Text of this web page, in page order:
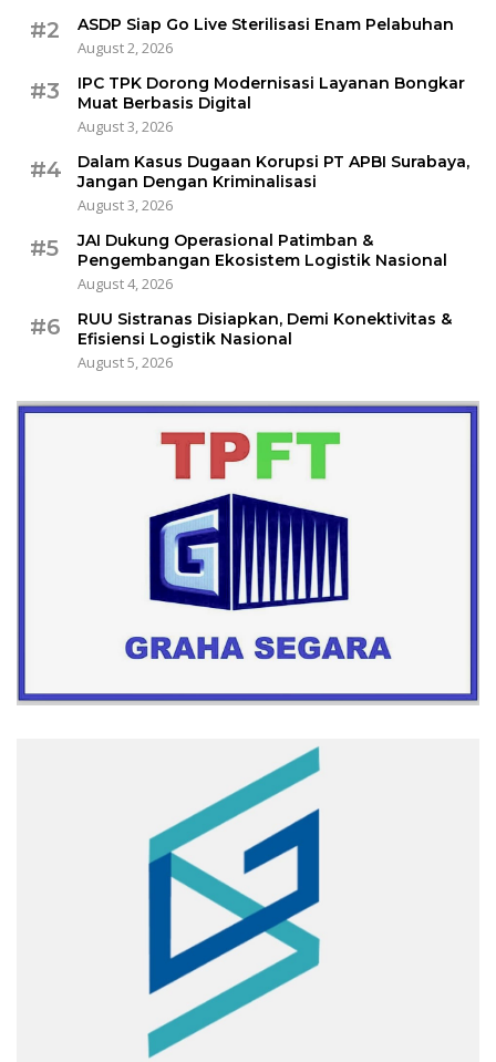
#2
ASDP Siap Go Live Sterilisasi Enam Pelabuhan
August 2, 2026
#3
IPC TPK Dorong Modernisasi Layanan Bongkar
Muat Berbasis Digital
August 3, 2026
#4
Dalam Kasus Dugaan Korupsi PT APBI Surabaya,
Jangan Dengan Kriminalisasi
August 3, 2026
#5
JAI Dukung Operasional Patimban &
Pengembangan Ekosistem Logistik Nasional
August 4, 2026
#6
RUU Sistranas Disiapkan, Demi Konektivitas &
Efisiensi Logistik Nasional
August 5, 2026